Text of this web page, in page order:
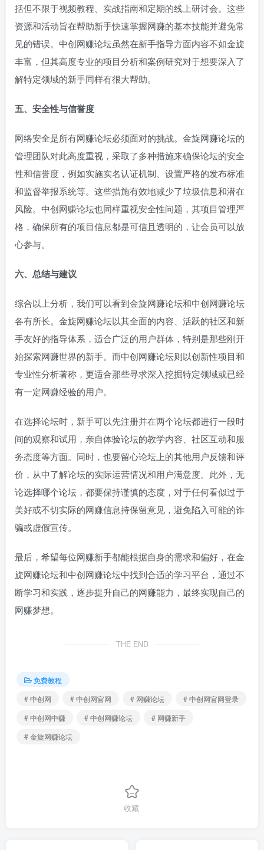
括但不限于视频教程、实战指南和定期的线上研讨会。这些
资源和活动旨在帮助新手快速掌握网赚的基本技能并避免常
见的错误。中创网赚论坛虽然在新手指导方面内容不如金旋
丰富，但其高度专业的项目分析和案例研究对于想要深入了
解特定领域的新手同样有很大帮助。
五、安全性与信誉度
网络安全是所有网赚论坛必须面对的挑战。金旋网赚论坛的
管理团队对此高度重视，采取了多种措施来确保论坛的安全
性和信誉度，例如实施实名认证机制、设置严格的发布标准
和监督举报系统等。这些措施有效地减少了垃圾信息和潜在
风险。中创网赚论坛也同样重视安全性问题，其项目管理严
格，确保所有的项目信息都是可信且透明的，让会员可以放
心参与。
六、总结与建议
综合以上分析，我们可以看到金旋网赚论坛和中创网赚论坛
各有所长。金旋网赚论坛以其全面的内容、活跃的社区和新
手友好的指导体系，适合广泛的用户群体，特别是那些刚开
始探索网赚世界的新手。而中创网赚论坛则以创新性项目和
专业性分析著称，更适合那些寻求深入挖掘特定领域或已经
有一定网赚经验的用户。
在选择论坛时，新手可以先注册并在两个论坛都进行一段时
间的观察和试用，亲自体验论坛的教学内容、社区互动和服
务态度等方面。同时，也要留心论坛上的其他用户反馈和评
价，从中了解论坛的实际运营情况和用户满意度。此外，无
论选择哪个论坛，都要保持谨慎的态度，对于任何看似过于
美好或不切实际的网赚信息持保留意见，避免陷入可能的诈
骗或虚假宣传。
最后，希望每位网赚新手都能根据自身的需求和偏好，在金
旋网赚论坛和中创网赚论坛中找到合适的学习平台，通过不
断学习和实践，逐步提升自己的网赚能力，最终实现自己的
网赚梦想。
THE END
免费教程
# 中创网
# 中创网官网 # 网赚论坛
# 中创网官网登录
# 中创网中赚
# 中创网赚论坛
# 网赚新手
# 金旋网赚论坛
收藏